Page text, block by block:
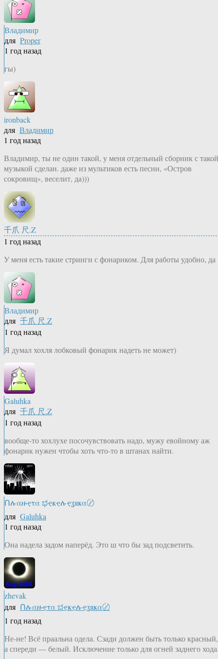
Владимир
для Proper
1 год назад
гы)
ironback
для Владимир
1 год назад
Владимир, ты не один такой, у меня отдельный сборник с такой
музыкой сделан. даже из мультиков есть песни, «Остров
сокровищ», веселит, да)))
千爪 尺.Z
1 год назад
У меня есть такие стринги с фонариком. Для работы удобно, да
Владимир
для 千爪 尺.Z
1 год назад
Я думал хохля лобковый фонарик надеть не может)
Galuhka
для 千爪 尺.Z
1 год назад
вообще-то хохлухе посочувствовать надо, мужу евойному аж
фонарик нужен чтобы хоть что-то в штанах найти.
Ոሉαዙҿτα ಭҿҝҿሉҿʓяҝα〄
для Galuhka
1 год назад
Она надела задом наперёд. Это ш что бы зад подсветить.
zhevak
для Ոሉαዙҿτα ಭҿҝҿሉҿʓяҝα〄
1 год назад
Не-не! Всё праальна одела. Сзади должен быть только красный,
а спереди — белый. Исключение только для огней заднего